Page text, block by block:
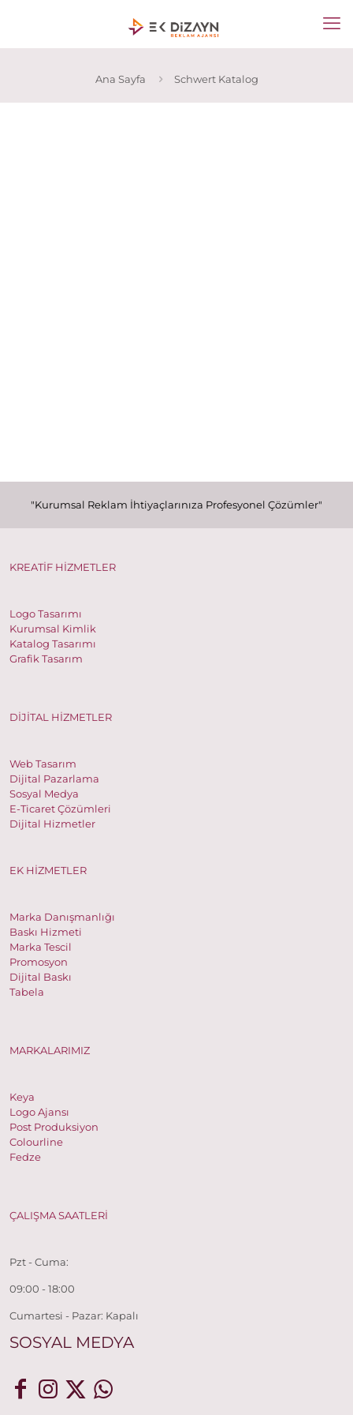
Ana Sayfa Schwert Katalog
"Kurumsal Reklam İhtiyaçlarınıza Profesyonel Çözümler"
KREATİF HİZMETLER
Logo Tasarımı
Kurumsal Kimlik
Katalog Tasarımı
Grafik Tasarım
DİJİTAL HİZMETLER
Web Tasarım
Dijital Pazarlama
Sosyal Medya
E-Ticaret Çözümleri
Dijital Hizmetler
EK HİZMETLER
Marka Danışmanlığı
Baskı Hizmeti
Marka Tescil
Promosyon
Dijital Baskı
Tabela
MARKALARIMIZ
Keya
Logo Ajansı
Post Produksiyon
Colourline
Fedze
ÇALIŞMA SAATLERİ
Pzt - Cuma:
09:00 - 18:00
Cumartesi - Pazar: Kapalı
SOSYAL MEDYA